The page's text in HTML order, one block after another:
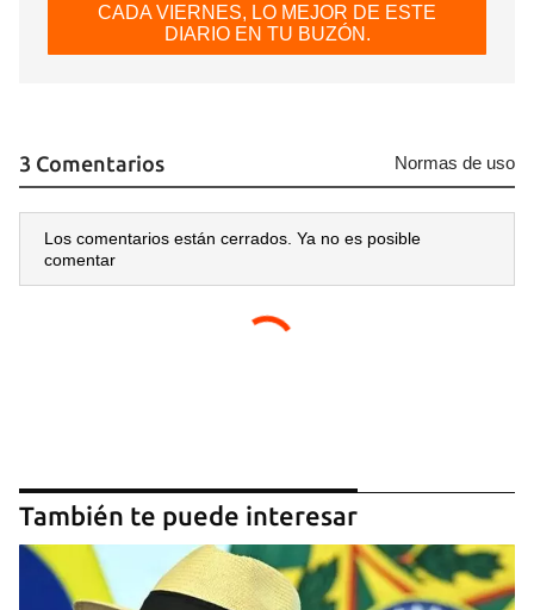
CADA VIERNES, LO MEJOR DE ESTE
DIARIO EN TU BUZÓN.
3 Comentarios Normas de uso
Los comentarios están cerrados. Ya no es posible
comentar
También te puede interesar